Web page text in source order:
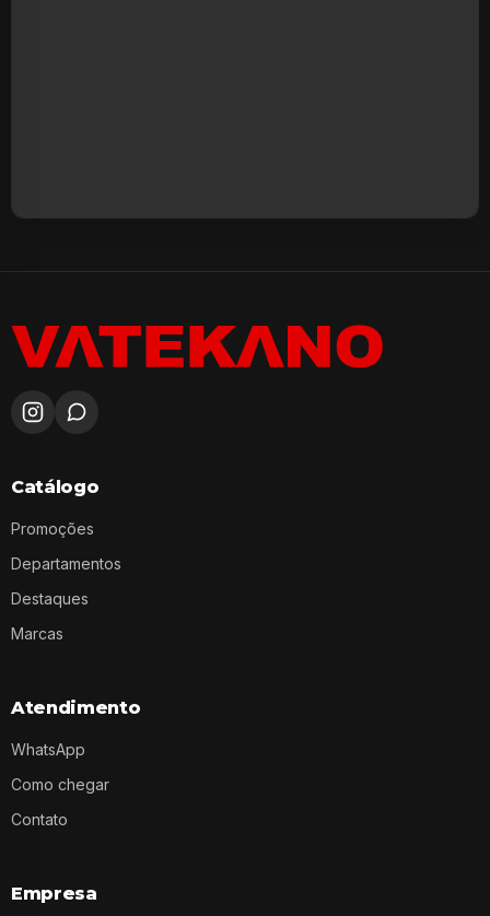
Catálogo
Promoções
Departamentos
Destaques
Marcas
Atendimento
WhatsApp
Como chegar
Contato
Empresa